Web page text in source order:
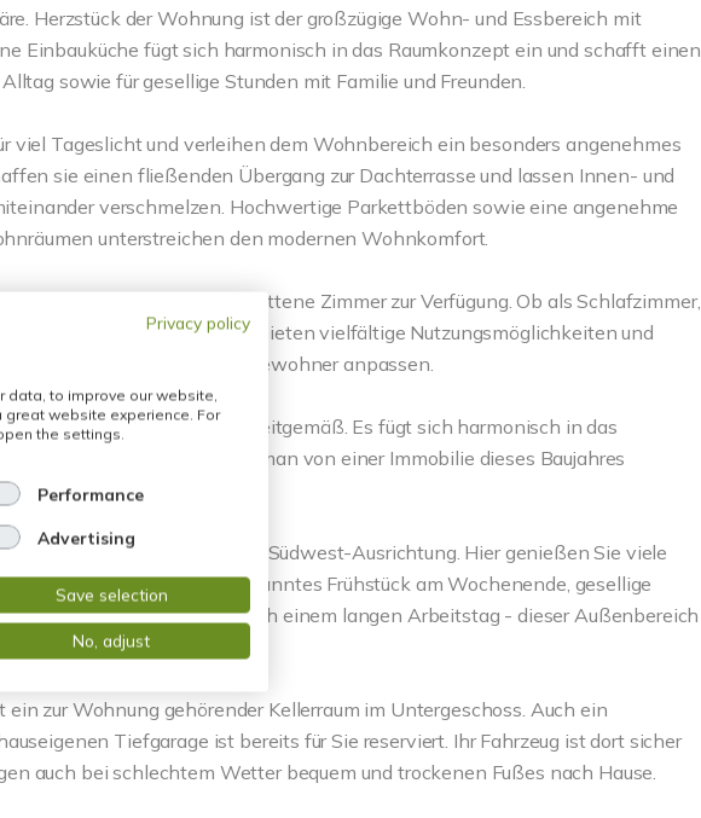
Herzstück der Wohnung ist der großzügige Wohn- und Essbereich mit
Einbauküche fügt sich harmonisch in das Raumkonzept ein und schafft einen
sowie für gesellige Stunden mit Familie und Freunden.
viel Tageslicht und verleihen dem Wohnbereich ein besonders angenehmes
sie einen fließenden Übergang zur Dachterrasse und lassen Innen- und
verschmelzen. Hochwertige Parkettböden sowie eine angenehme
unterstreichen den modernen Wohnkomfort.
zwei weitere gut geschnittene Zimmer zur Verfügung. Ob als Schlafzimmer,
Gästezimmer - die Räume bieten vielfältige Nutzungsmöglichkeiten und
Bedürfnisse ihrer Bewohner anpassen.
sich modern, gepflegt und zeitgemäß. Es fügt sich harmonisch in das
und bietet den Komfort, den man von einer Immobilie dieses Baujahres
Dachterrasse mit sonniger Südwest-Ausrichtung. Hier genießen Sie viele
hinein. Ob entspanntes Frühstück am Wochenende, gesellige
ein ruhiger Moment nach einem langen Arbeitstag - dieser Außenbereich
attraktive Weise.
zur Wohnung gehörender Kellerraum im Untergeschoss. Auch ein
Tiefgarage ist bereits für Sie reserviert. Ihr Fahrzeug ist dort sicher
auch bei schlechtem Wetter bequem und trockenen Fußes nach Hause.
Privacy policy
data, to improve our website,
website experience. For
the settings.
Performance
Advertising
Save selection
No, adjust